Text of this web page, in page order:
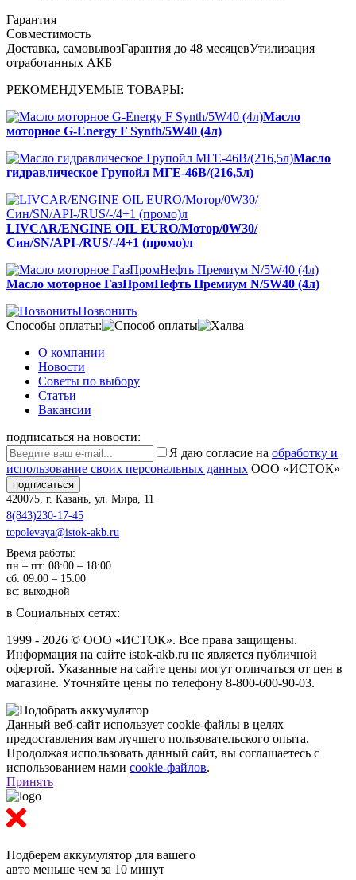
Гарантия
Совместимость
Доставка, самовывозГарантия до 48 месяцевУтилизация
отработанных АКБ
РЕКОМЕНДУЕМЫЕ ТОВАРЫ:
Масло
моторное G-Energy F Synth/5W40 (4л)
Масло
гидравлическое Групойл МГЕ-46В/(216,5л)
LIVCAR/ENGINE OIL EURO/Мотор/0W30/
Син/SN/API-/RUS/-/4+1 (промо)л
Масло моторное ГазПромНефть Премиум N/5W40 (4л)
Позвонить
Способы оплаты:
О компании
Новости
Советы по выбору
Статьи
Вакансии
подписаться на новости:
Я даю согласие на обработку и
использование своих персональных данных ООО «ИСТОК»
подписаться
420075 г. Казань ул. Мира, 11
8(843)230-17-45
topolevaya@istok-akb.ru
Время работы:
пн – пт: 08:00 – 18:00
сб: 09:00 – 15:00
вс: выходной
в Социальных сетях:
1999 - 2026 © ООО «ИСТОК». Все права защищены.
Информация на сайте istok-akb.ru не является публичной
офертой. Указанные на сайте цены могут отличаться от цен в
магазине. Уточняйте цены по телефону 8-800-600-90-03.
Данный веб-сайт использует cookie-файлы в целях
предоставления вам лучшего пользовательского опыта.
Продолжая использовать данный сайт, вы соглашаетесь с
использованием нами cookie-файлов.
Принять
Подберем аккумулятор для вашего
авто меньше чем за 10 минут